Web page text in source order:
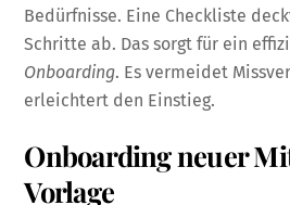
Bedürfnisse. Eine Checkliste
Schritte ab. Das sorgt für ein
Onboarding. Es vermeidet
erleichtert den Einstieg.
Onboarding neuer
Vorlage